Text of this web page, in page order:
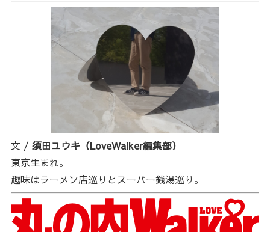
文 / 須田ユウキ（LoveWalker編集部）
東京生まれ。
趣味はラーメン店巡りとスーパー銭湯巡り。